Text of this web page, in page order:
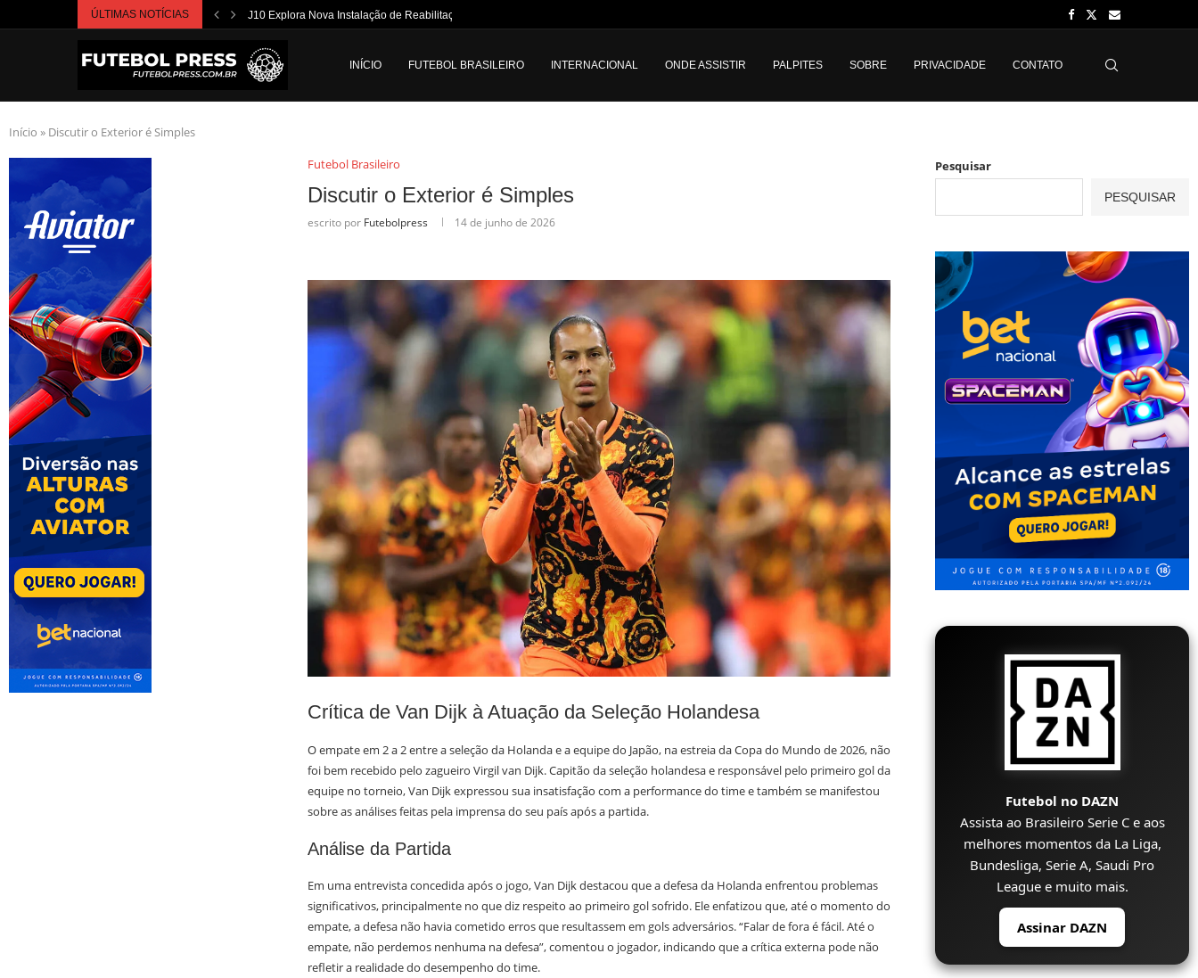
ÚLTIMAS NOTÍCIAS J10 Explora Nova Instalação de Reabilitação Física no...
INÍCIO FUTEBOL BRASILEIRO INTERNACIONAL ONDE ASSISTIR PALPITES SOBRE PRIVACIDADE CONTATO
Início » Discutir o Exterior é Simples
Futebol Brasileiro
Discutir o Exterior é Simples
escrito por Futebolpress 14 de junho de 2026
Crítica de Van Dijk à Atuação da Seleção Holandesa
O empate em 2 a 2 entre a seleção da Holanda e a equipe do Japão, na estreia da Copa do Mundo de 2026, não
foi bem recebido pelo zagueiro Virgil van Dijk. Capitão da seleção holandesa e responsável pelo primeiro gol da
equipe no torneio, Van Dijk expressou sua insatisfação com a performance do time e também se manifestou
sobre as análises feitas pela imprensa do seu país após a partida.
Análise da Partida
Em uma entrevista concedida após o jogo, Van Dijk destacou que a defesa da Holanda enfrentou problemas
significativos, principalmente no que diz respeito ao primeiro gol sofrido. Ele enfatizou que, até o momento do
empate, a defesa não havia cometido erros que resultassem em gols adversários. “Falar de fora é fácil. Até o
empate, não perdemos nenhuma na defesa”, comentou o jogador, indicando que a crítica externa pode não
refletir a realidade do desempenho do time.
Pesquisar
PESQUISAR
Futebol no DAZN
Assista ao Brasileiro Serie C e aos
melhores momentos da La Liga,
Bundesliga, Serie A, Saudi Pro
League e muito mais.
Assinar DAZN